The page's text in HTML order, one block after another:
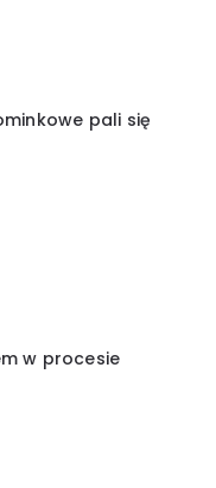
pali się
w procesie